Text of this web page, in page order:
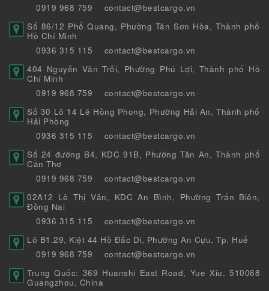
0919 968 759
contact@bestcargo.vn
Số 86/12 Phổ Quang, Phường Tân Sơn Hòa, Thành phố
Hồ Chí Minh
0936 315 115
contact@bestcargo.vn
404 Nguyễn Văn Trỗi, Phường Phú Lợi, Thành phố Hồ
Chí Minh
0919 968 759
contact@bestcargo.vn
Số 30 Lô 14 Lê Hồng Phong, Phường Hải An, Thành phố
Hải Phòng
0936 315 115
contact@bestcargo.vn
Số 24 đường B4, KDC 91B, Phường Tân An, Thành phố
Cần Thơ
0919 968 759
contact@bestcargo.vn
02A12 Lê Thị Vân, KDC An Bình, Phường Trấn Biên,
Đồng Nai
0936 315 115
contact@bestcargo.vn
Lô B1.29, Kiệt 44 Hồ Đắc Di, Phường An Cựu, Tp. Huế
0919 968 759
contact@bestcargo.vn
Trung Quốc: 369 Huanshi East Road, Yue Xiu, 510068
Guangzhou, China